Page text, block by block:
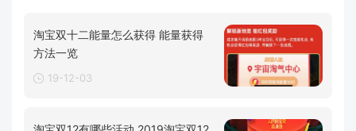
淘宝双十二能量怎么获得 能量获得
方法一览
19-12-03